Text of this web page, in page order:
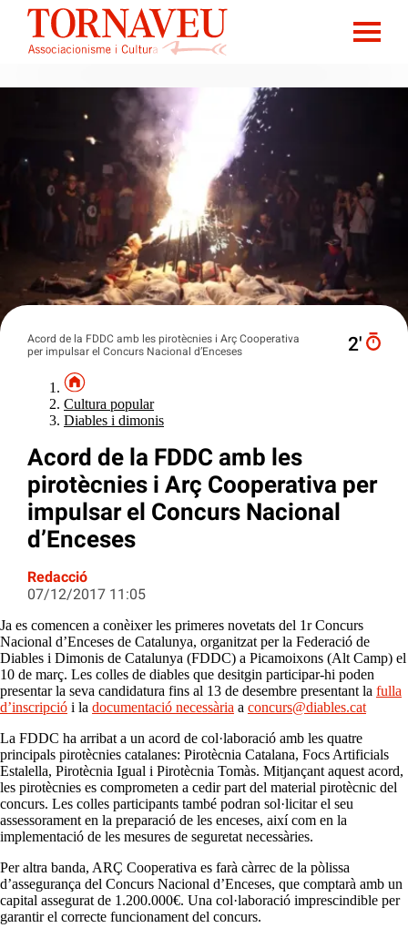
Acord de la FDDC amb les pirotècnies i Arç Cooperativa
per impulsar el Concurs Nacional d’Enceses
2′
Cultura popular
Diables i dimonis
Acord de la FDDC amb les
pirotècnies i Arç Cooperativa per
impulsar el Concurs Nacional
d’Enceses
Redacció
07/12/2017 11:05
Ja es comencen a conèixer les primeres novetats del 1r Concurs
Nacional d’Enceses de Catalunya, organitzat per la Federació de
Diables i Dimonis de Catalunya (FDDC) a Picamoixons (Alt Camp) el
10 de març. Les colles de diables que desitgin participar-hi poden
presentar la seva candidatura fins al 13 de desembre presentant la fulla
d’inscripció i la documentació necessària a concurs@diables.cat
La FDDC ha arribat a un acord de col·laboració amb les quatre
principals pirotècnies catalanes: Pirotècnia Catalana, Focs Artificials
Estalella, Pirotècnia Igual i Pirotècnia Tomàs. Mitjançant aquest acord,
les pirotècnies es comprometen a cedir part del material pirotècnic del
concurs. Les colles participants també podran sol·licitar el seu
assessorament en la preparació de les enceses, així com en la
implementació de les mesures de seguretat necessàries.
Per altra banda, ARÇ Cooperativa es farà càrrec de la pòlissa
d’assegurança del Concurs Nacional d’Enceses, que comptarà amb un
capital assegurat de 1.200.000€. Una col·laboració imprescindible per
garantir el correcte funcionament del concurs.